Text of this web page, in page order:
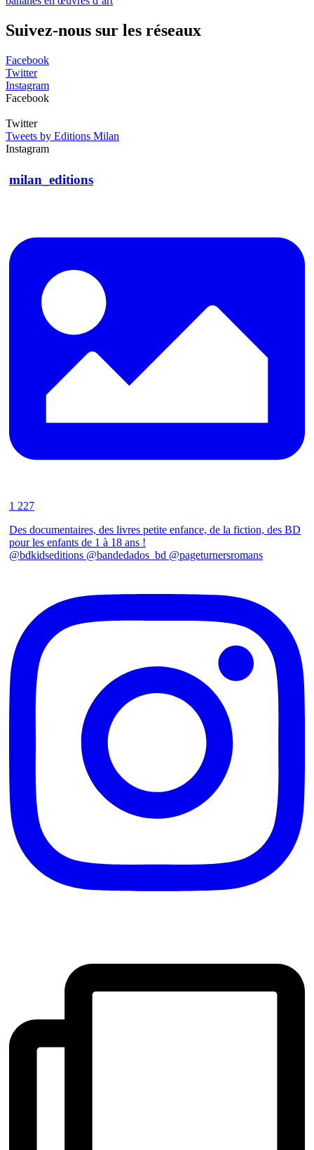
Suivez-nous sur les réseaux
Facebook
Twitter
Instagram
Facebook
Twitter
Tweets by Editions Milan
Instagram
milan_editions
1 227
Des documentaires, des livres petite enfance, de la fiction, des BD
pour les enfants de 1 à 18 ans !
@bdkidseditions @bandedados_bd @pageturnersromans